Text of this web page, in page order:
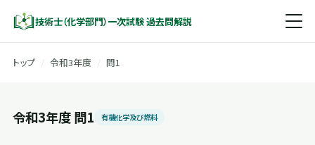
技術士（化学部門）一次試験 過去問解説
トップ 令和3年度 問1
令和3年度 問1 有機化学及び燃料